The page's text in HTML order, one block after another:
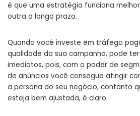
é que uma estratégia funciona
outra a longo prazo.
Quando você investe em tráfego
qualidade da sua campanha, pode
imediatos, pois, com o poder de
de anúncios você consegue atingir
a persona do seu negócio, contanto
esteja bem ajustada, é claro.